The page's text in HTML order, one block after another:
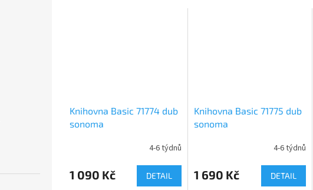
Knihovna Basic 71774 dub
sonoma
4-6 týdnů
1 090 Kč DETAIL
Knihovna Basic 71775 dub
sonoma
4-6 týdnů
1 690 Kč DETAIL